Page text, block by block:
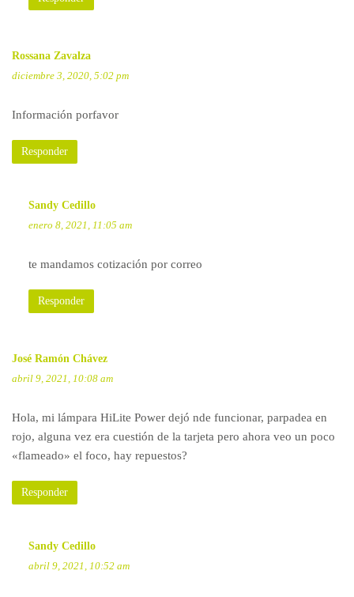
Rossana Zavalza
diciembre 3, 2020, 5:02 pm
Información porfavor
Responder
Sandy Cedillo
enero 8, 2021, 11:05 am
te mandamos cotización por correo
Responder
José Ramón Chávez
abril 9, 2021, 10:08 am
Hola, mi lámpara HiLite Power dejó nde funcionar, parpadea en
rojo, alguna vez era cuestión de la tarjeta pero ahora veo un poco
«flameado» el foco, hay repuestos?
Responder
Sandy Cedillo
abril 9, 2021, 10:52 am